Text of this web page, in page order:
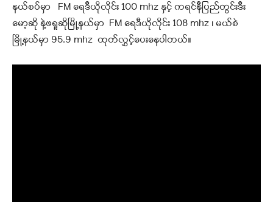
နယ်စပ်မှာ FM ရေဒီယိုလိုင်း 100 mhz နှင့် ကရင်နီပြည်တွင်းဒီး
မော့ဆို နဲ့ဖရူဆိုမြို့နယ်မှာ FM ရေဒီယိုလိုင်း 108 mhz ၊ မယ်စဲ
မြို့နယ်မှာ 95.9 mhz ထုတ်လွှင့်ပေးနေပါတယ်။